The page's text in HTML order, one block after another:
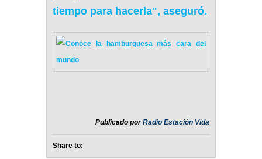
tiempo para hacerla", aseguró.
Publicado porRadio Estación Vida
Share to: